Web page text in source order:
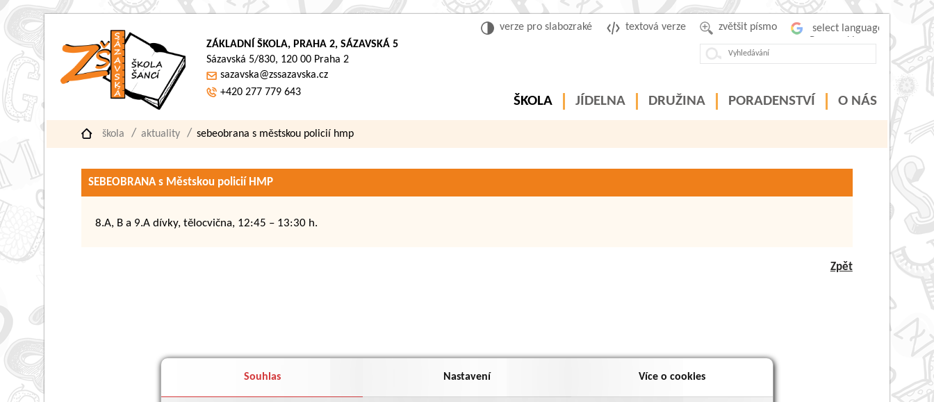
Souhlas Nastavení Více o cookies
zvětšit písmo
textová verze
verze pro slabozraké
ZÁKLADNÍ ŠKOLA, PRAHA 2, SÁZAVSKÁ 5
Sázavská 5/830, 120 00 Praha 2
sazavska@zssazavska.cz
+420 277 779 643
ŠKOLA JÍDELNA DRUŽINA PORADENSTVÍ O NÁS
škola aktuality sebeobrana s městskou policií hmp
SEBEOBRANA s Městskou policií HMP
8.A, B a 9.A dívky, tělocvična, 12:45 – 13:30 h.
Zpět